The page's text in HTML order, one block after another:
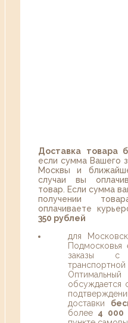
Доставка товара
если сумма Вашего
Москвы и
случаи вы
товар. Если сумма
получении
оплачиваете
350 рублей
для
Подмосковья
заказы с
обсуждается
доставки
более 4 000